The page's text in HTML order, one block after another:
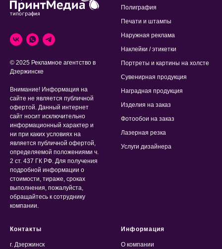
© 2025 Рекламное агентство в
Дзержинске
Внимание! Информация на
сайте не является публичной
офертой. Данный интернет
сайт носит исключительно
информационный характер и
ни при каких условиях на
является публичной офертой,
определяемой положениями ч.
2 ст. 437 ГК РФ. Для получения
подробной информации о
стоимости, тираже, сроках
выполнения, пожалуйста,
обращайтесь к сотруднику
компании.
Полиграфия
Печати и штампы
Наружная реклама
Наклейки / этикетки
Портреты и картины на холсте
Сувенирная продукция
Наградная продукция
Изделия на заказ
Фотообои на заказ
Лазерная резка
Услуги дизайнера
Контакты
г. Дзержинск
Информация
О компании